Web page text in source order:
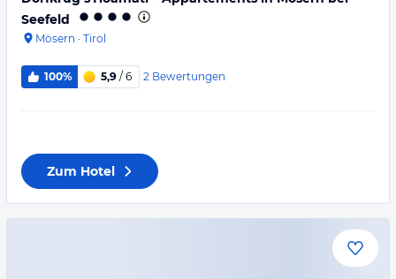
Seefeld
Mösern · Tirol
100% 5,9 / 6 2 Bewertungen
Zum Hotel